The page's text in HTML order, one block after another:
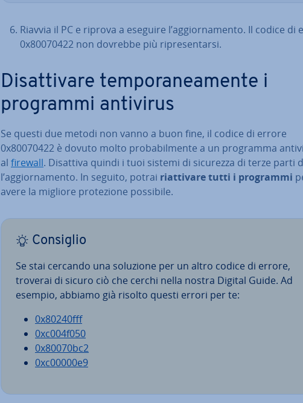
Riavvia il PC e riprova a eseguire l’ag­gior­na­men­to. Il codice di
0x80070422 non dovrebbe più ri­pre­sen­tar­si.
Di­sat­ti­va­re tem­po­ra­nea­men­te i
programmi antivirus
Se questi due metodi non vanno a buon fine, il codice di errore
0x80070422 è dovuto molto pro­ba­bil­men­te a un programma
al firewall. Disattiva quindi i tuoi sistemi di sicurezza di terze parti
l’ag­gior­na­men­to. In seguito, potrai riat­ti­va­re tutti i programmi
avere la migliore pro­te­zio­ne possibile.
Consiglio
Se stai cercando una soluzione per un altro codice di errore,
troverai di sicuro ciò che cerchi nella nostra Digital Guide. Ad
esempio, abbiamo già risolto questi errori per te:
0x80240fff
0xc004f050
0x80070bc2
0xc00000e9